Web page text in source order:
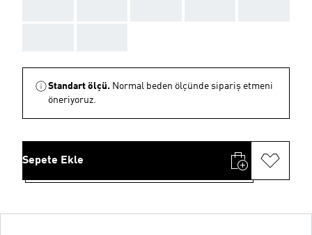
Standart ölçü. Normal beden ölçünde sipariş etmeni
öneriyoruz.
Sepete Ekle